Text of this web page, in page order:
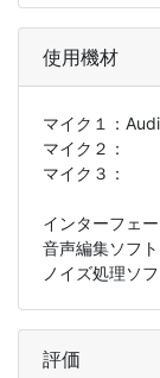
使用機材
マイク１：
マイク２：
マイク３：
インターフェ
音声編集ソフ
ノイズ処理ソ
評価